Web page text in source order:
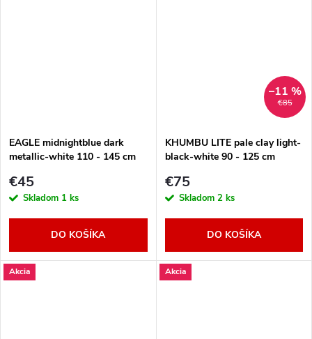
EAGLE midnightblue dark
metallic-white 110 - 145 cm
€45
Skladom 1 ks
DO KOŠÍKA
€85
–11 %
KHUMBU LITE pale clay light-
black-white 90 - 125 cm
€75
Skladom 2 ks
DO KOŠÍKA
Akcia Akcia